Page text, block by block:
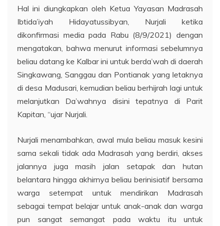
Hal ini diungkapkan oleh Ketua Yayasan Madrasah
Ibtida’iyah Hidayatussibyan, Nurjali ketika
dikonfirmasi media pada Rabu (8/9/2021) dengan
mengatakan, bahwa menurut informasi sebelumnya
beliau datang ke Kalbar ini untuk berda’wah di daerah
Singkawang, Sanggau dan Pontianak yang letaknya
di desa Madusari, kemudian beliau berhijrah lagi untuk
melanjutkan Da’wahnya disini tepatnya di Parit
Kapitan, “ujar Nurjali.
Nurjali menambahkan, awal mula beliau masuk kesini
sama sekali tidak ada Madrasah yang berdiri, akses
jalannya juga masih jalan setapak dan hutan
belantara hingga akhirnya beliau berinisiatif bersama
warga setempat untuk mendirikan Madrasah
sebagai tempat belajar untuk anak-anak dan warga
pun sangat semangat pada waktu itu untuk